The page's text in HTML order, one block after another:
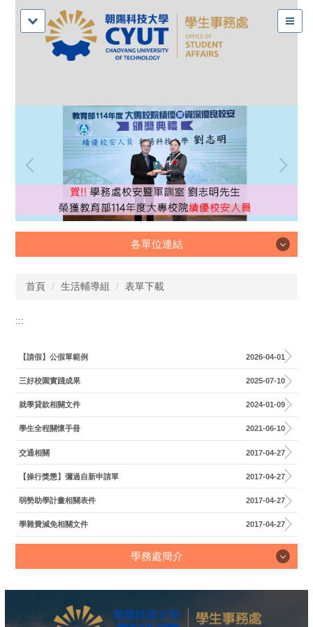
各單位連結
各單位連結
校安暨軍訓室
原住民族學生資源中心
衛生保健組
服務學習組
體育室
首頁 生活輔導組 表單下載
:::
【請假】公假單範例 2026-04-01
三好校園實踐成果 2025-07-10
就學貸款相關文件 2024-01-09
學生全程關懷手冊 2021-06-10
交通相關 2017-04-27
【操行獎懲】彌過自新申請單 2017-04-27
弱勢助學計畫相關表件 2017-04-27
學雜費減免相關文件 2017-04-27
學務處簡介
學務處簡介